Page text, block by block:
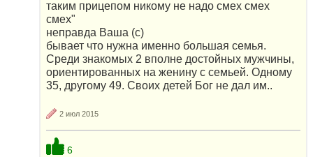
таким прицепом никому не надо смех смех
смех"
неправда Ваша (с)
бывает что нужна именно большая семья.
Среди знакомых 2 вполне достойных мужчины,
ориентированных на женину с семьей. Одному
35, другому 49. Своих детей Бог не дал им..
2 июл 2015
6